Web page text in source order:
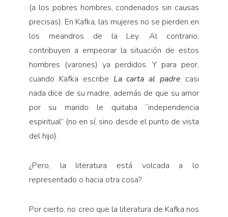
(a los pobres hombres, condenados sin causas
precisas). En Kafka, las mujeres no se pierden en
los meandros de la Ley. Al contrario,
contribuyen a empeorar la situación de estos
hombres (varones) ya perdidos. Y para peor,
cuando Kafka escribe La carta al padre casi
nada dice de su madre, además de que su amor
por su marido le quitaba “independencia
espiritual” (no en sí, sino desde el punto de vista
del hijo).
¿Pero, la literatura está volcada a lo
representado o hacia otra cosa?
Por cierto, no creo que la literatura de Kafka nos